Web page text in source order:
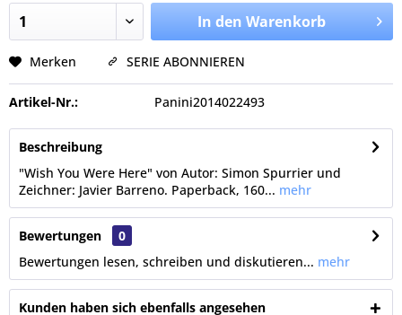
In den Warenkorb
Merken SERIE ABONNIEREN
Artikel-Nr.: Panini2014022493
Beschreibung
"Wish You Were Here" von Autor: Simon Spurrier und
Zeichner: Javier Barreno. Paperback, 160... mehr
Bewertungen
0
Bewertungen lesen, schreiben und diskutieren... mehr
Kunden haben sich ebenfalls angesehen